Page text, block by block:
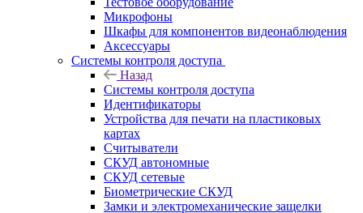
Микрофоны
Шкафы для компонентов видеонаблюдения
Аксессуары
Системы контроля доступа
Назад
Системы контроля доступа
Идентификаторы
Устройства для печати на пластиковых
картах
Считыватели
СКУД автономные
СКУД сетевые
Биометрические СКУД
Замки и электромеханические защелки